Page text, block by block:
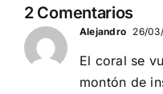
EN BARCELONA
2 Comentarios
Alejandro 26/
El coral se
montón de